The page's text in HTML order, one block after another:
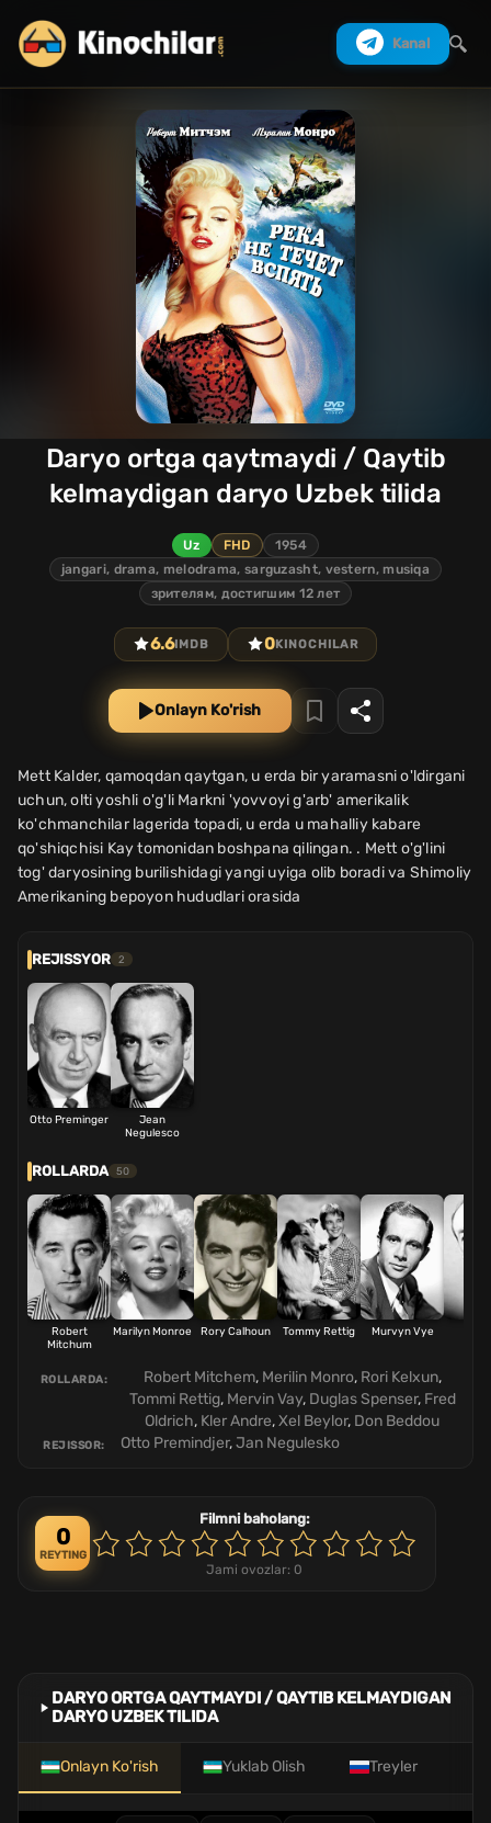
Kanal
Daryo ortga qaytmaydi / Qaytib
kelmaydigan daryo Uzbek tilida
Uz FHD
1954
jangari, drama, melodrama, sarguzasht, vestern, musiqa
зрителям, достигшим 12 лет
6.6IMDB 0KINOCHILAR
Onlayn Ko'rish
Mett Kalder, qamoqdan qaytgan, u erda bir yaramasni o'ldirgani
uchun, olti yoshli o'g'li Markni 'yovvoyi g'arb' amerikalik
ko'chmanchilar lagerida topadi, u erda u mahalliy kabare
qo'shiqchisi Kay tomonidan boshpana qilingan. . Mett o'g'lini
tog' daryosining burilishidagi yangi uyiga olib boradi va Shimoliy
Amerikaning bepoyon hududlari orasida
REJISSYOR 2
Otto Preminger
Jean
Negulesco
ROLLARDA 50
Robert
Mitchum
Marilyn Monroe Rory Calhoun Tommy Rettig Murvyn Vye
ROLLARDA: Robert Mitchem, Merilin Monro, Rori Kelxun,
Tommi Rettig, Mervin Vay, Duglas Spenser, Fred
Oldrich, Kler Andre,Xel Beylor, Don Beddou
REJISSOR: Otto Premindjer,Jan Negulesko
0
REYTING
Filmni baholang:
Jami ovozlar: 0
DARYO ORTGA QAYTMAYDI / QAYTIB KELMAYDIGAN
DARYO UZBEK TILIDA
Onlayn Ko'rish Yuklab Olish Treyler